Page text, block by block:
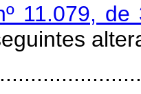
11.079,